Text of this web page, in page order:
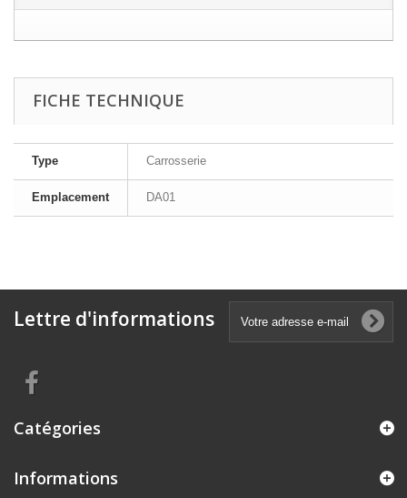
FICHE TECHNIQUE
Type Carrosserie
Emplacement DA01
Lettre d'informations
Catégories
Informations